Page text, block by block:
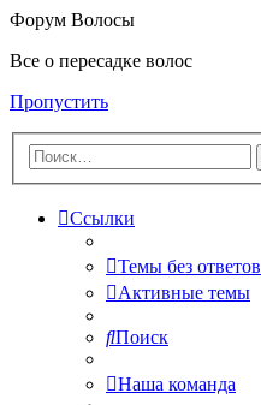
Форум Волосы
Все о пересадке волос
Пропустить
Ссылки
Темы без ответов
Активные темы
Поиск
Наша команда